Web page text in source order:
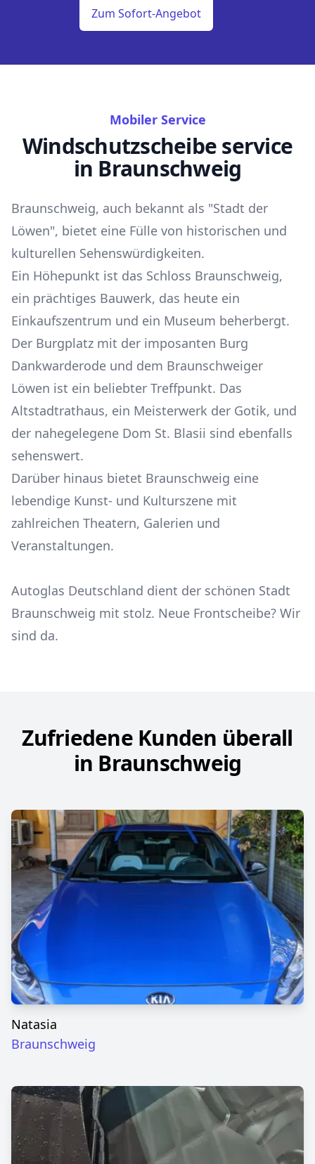
Zum Sofort-Angebot
Mobiler Service
Windschutzscheibe service
in Braunschweig
Braunschweig, auch bekannt als "Stadt der
Löwen", bietet eine Fülle von historischen und
kulturellen Sehenswürdigkeiten.
Ein Höhepunkt ist das Schloss Braunschweig,
ein prächtiges Bauwerk, das heute ein
Einkaufszentrum und ein Museum beherbergt.
Der Burgplatz mit der imposanten Burg
Dankwarderode und dem Braunschweiger
Löwen ist ein beliebter Treffpunkt. Das
Altstadtrathaus, ein Meisterwerk der Gotik, und
der nahegelegene Dom St. Blasii sind ebenfalls
sehenswert.
Darüber hinaus bietet Braunschweig eine
lebendige Kunst- und Kulturszene mit
zahlreichen Theatern, Galerien und
Veranstaltungen.
Autoglas Deutschland dient der schönen Stadt
Braunschweig mit stolz. Neue Frontscheibe? Wir
sind da.
Zufriedene Kunden überall
in Braunschweig
Natasia
Braunschweig